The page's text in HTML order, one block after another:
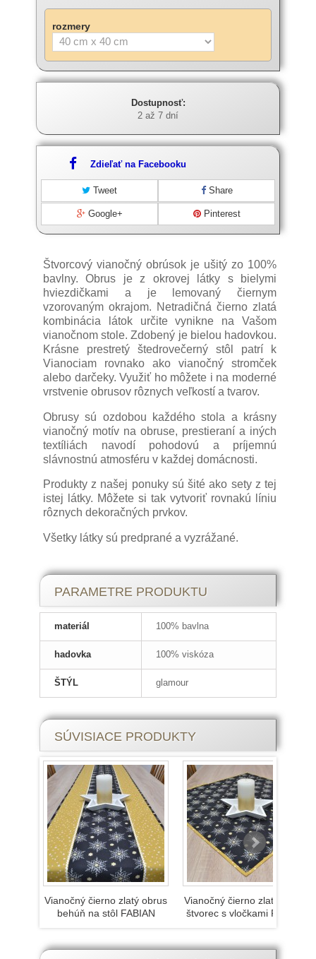
rozmery
Dostupnosť:
2 až 7 dní
Zdieľať na Facebooku
Tweet Share
Google+ Pinterest
Štvorcový vianočný obrúsok je ušitý zo 100%
bavlny. Obrus je z okrovej látky s bielymi
hviezdičkami a je lemovaný čiernym
vzorovaným okrajom. Netradičná čierno zlatá
kombinácia látok určite vynikne na Vašom
vianočnom stole. Zdobený je bielou hadovkou.
Krásne prestretý štedrovečerný stôl patrí k
Vianociam rovnako ako vianočný stromček
alebo darčeky. Využiť ho môžete i na moderné
vrstvenie obrusov rôznych veľkostí a tvarov.
Obrusy sú ozdobou každého stola a krásny
vianočný motív na obruse, prestieraní a iných
textíliách navodí pohodovú a príjemnú
slávnostnú atmosféru v každej domácnosti.
Produkty z našej ponuky sú šité ako sety z tej
istej látky. Môžete si tak vytvoriť rovnakú líniu
rôznych dekoračných prvkov.
Všetky látky sú predprané a vyzrážané.
PARAMETRE PRODUKTU
materiál 100% bavlna
hadovka 100% viskóza
ŠTÝL glamour
SÚVISIACE PRODUKTY
Vianočný čierno zlatý obrus
behúň na stôl FABIAN
Vianočný čierno zlatý obrus
štvorec s vločkami FABIAN